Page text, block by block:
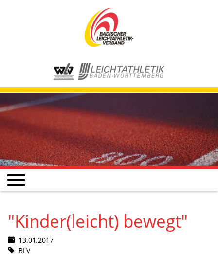
"Kinder(leicht) bewegt"
13.01.2017
BLV